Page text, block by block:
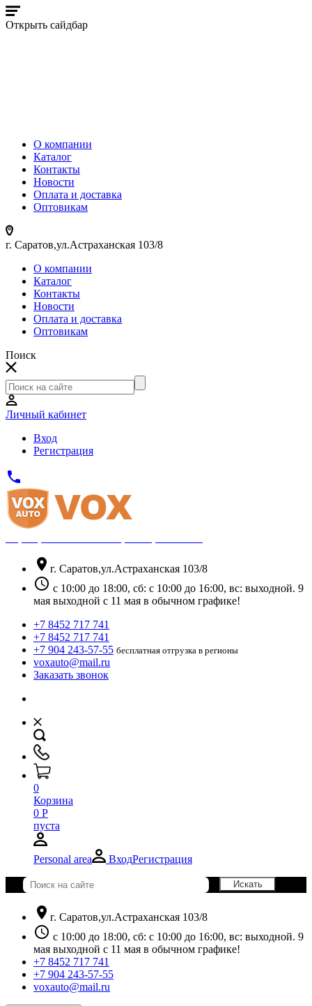
Открыть сайдбар
О компании
Каталог
Контакты
Новости
Оплата и доставка
Оптовикам
г. Саратов,ул.Астраханская 103/8
О компании
Каталог
Контакты
Новости
Оплата и доставка
Оптовикам
Поиск
Личный кабинет
Вход
Регистрация
phone
location_on г. Саратов,ул.Астраханская 103/8
schedule с 10:00 до 18:00, сб: с 10:00 до 16:00, вс: выходной. 9
мая выходной с 11 мая в обычном графике!
+7 8452 717 741
+7 8452 717 741
+7 904 243-57-55 бесплатная отгрузка в регионы
voxauto@mail.ru
Заказать звонок
0
Корзина
0 Р
пуста
Personal area ВходРегистрация
location_on г. Саратов,ул.Астраханская 103/8
schedule с 10:00 до 18:00, сб: с 10:00 до 16:00, вс: выходной. 9
мая выходной с 11 мая в обычном графике!
+7 8452 717 741
+7 904 243-57-55
voxauto@mail.ru